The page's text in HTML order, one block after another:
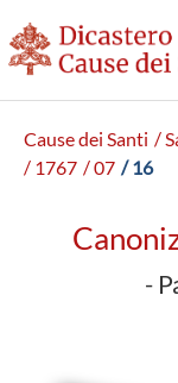
Cause dei Santi /
/ 1767 / 07 / 16
-